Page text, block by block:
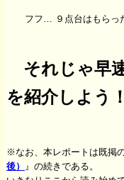
フフ… ９点台はもらった
それじゃ早
を紹介しよう！
※なお、本レポートは既掲
後） 』の続きである。